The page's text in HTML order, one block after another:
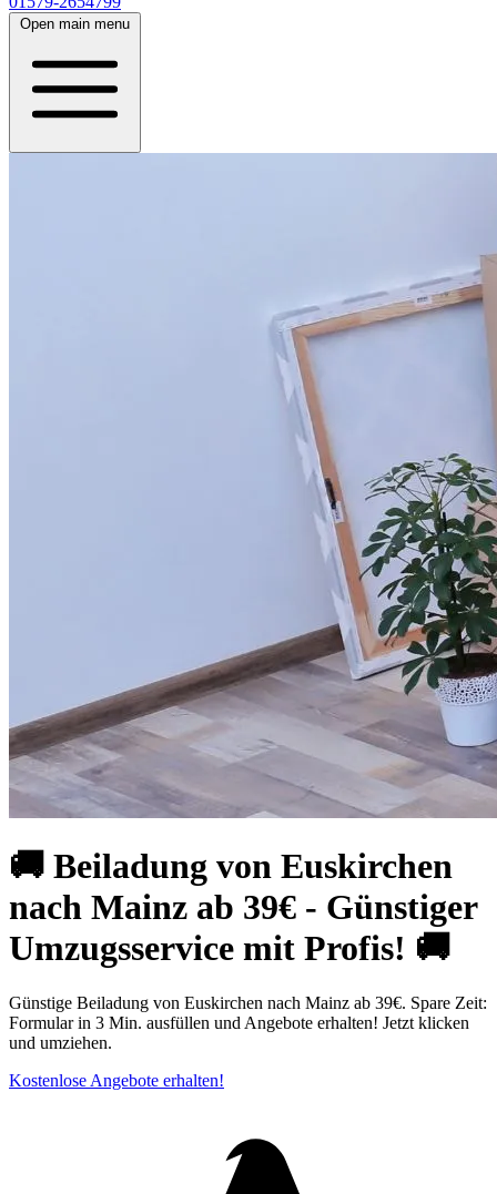
Open main menu
🚚 Beiladung von Euskirchen
nach Mainz ab 39€ - Günstiger
Umzugsservice mit Profis! 🚚
Günstige Beiladung von Euskirchen nach Mainz ab 39€. Spare Zeit:
Formular in 3 Min. ausfüllen und Angebote erhalten! Jetzt klicken
und umziehen.
Kostenlose Angebote erhalten!